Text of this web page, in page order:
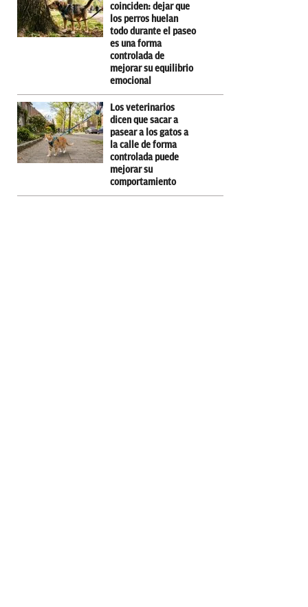
coinciden: dejar que
los perros huelan
todo durante el paseo
es una forma
controlada de
mejorar su equilibrio
emocional
Los veterinarios
dicen que sacar a
pasear a los gatos a
la calle de forma
controlada puede
mejorar su
comportamiento